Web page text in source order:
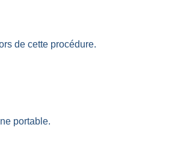
de cette procédure.
portable.